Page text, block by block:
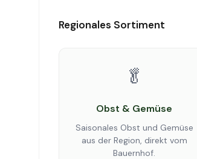
Regionales Sortiment
🥬
Obst & Gemüse
Saisonales Obst und Gemüse
aus der Region, direkt vom
Bauernhof.